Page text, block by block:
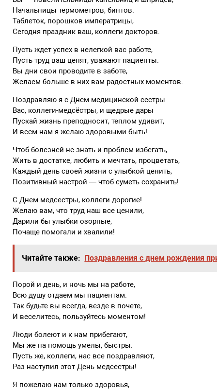
Начальницы термометров, бинтов.
Таблеток, порошков императрицы,
Сегодня праздник ваш, коллеги докторов.
Пусть ждет успех в нелегкой вас работе,
Пусть труд ваш ценят, уважают пациенты.
Вы дни свои проводите в заботе,
Желаем больше в них вам радостных моментов.
Поздравляю я с Днем медицинской сестры
Вас, коллеги-медсёстры, и щедрые дары
Пускай жизнь преподносит, теплом удивит,
И всем нам я желаю здоровыми быть!
Чтоб болезней не знать и проблем избегать,
Жить в достатке, любить и мечтать, процветать,
Каждый день своей жизни с улыбкой ценить,
Позитивный настрой — чтоб суметь сохранить!
С Днем медсестры, коллеги дорогие!
Желаю вам, что труд наш все ценили,
Дарили бы улыбки озорные,
Почаще помогали и хвалили!
Читайте также: Поздравления с днем рождения
Порой и день, и ночь мы на работе,
Всю душу отдаем мы пациентам.
Так будьте вы всегда, везде в почете,
И веселитесь, пользуйтесь моментом!
Люди болеют и к нам прибегают,
Мы же на помощь умелы, быстры.
Пусть же, коллеги, нас все поздравляют,
Раз наступил этот День медсестры!
Я пожелаю нам только здоровья,